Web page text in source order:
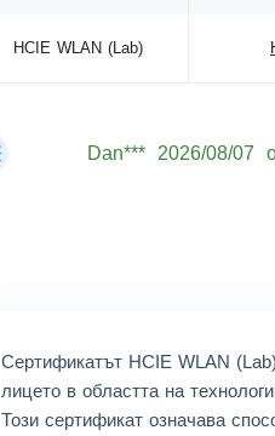
HCIE WLAN (Lab)
Jac*** 2026/08/07
Luc***
Mas*** 2026/08/07
Сертификатът HCIE WLAN
лицето в областта на
Този сертификат означава